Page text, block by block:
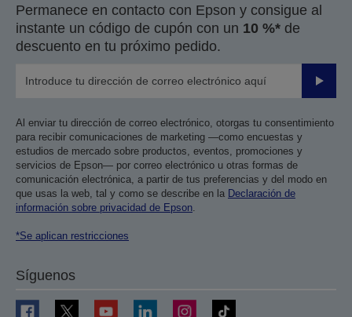
Permanece en contacto con Epson y consigue al
instante un código de cupón con un 10 %* de
descuento en tu próximo pedido.
Enviar
Al enviar tu dirección de correo electrónico, otorgas tu consentimiento
para recibir comunicaciones de marketing —como encuestas y
estudios de mercado sobre productos, eventos, promociones y
servicios de Epson— por correo electrónico u otras formas de
comunicación electrónica, a partir de tus preferencias y del modo en
que usas la web, tal y como se describe en la Declaración de
información sobre privacidad de Epson
*Se aplican restricciones
Síguenos